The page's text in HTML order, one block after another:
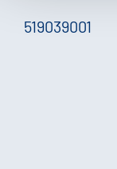
519039001